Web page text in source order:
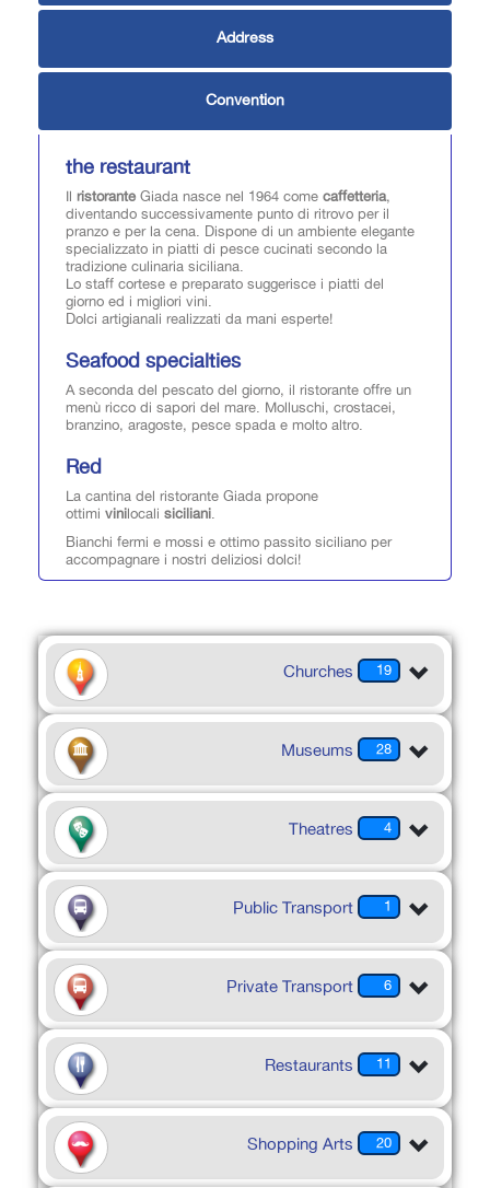
Address
Convention
the restaurant
Il ristorante Giada nasce nel 1964 come caffetteria,
diventando successivamente punto di ritrovo per il
pranzo e per la cena. Dispone di un ambiente elegante
specializzato in piatti di pesce cucinati secondo la
tradizione culinaria siciliana.
Lo staff cortese e preparato suggerisce i piatti del
giorno ed i migliori vini.
Dolci artigianali realizzati da mani esperte!
Seafood specialties
A seconda del pescato del giorno, il ristorante offre un
menù ricco di sapori del mare. Molluschi, crostacei,
branzino, aragoste, pesce spada e molto altro.
Red
La cantina del ristorante Giada propone
ottimi vinilocali siciliani.
Bianchi fermi e mossi e ottimo passito siciliano per
accompagnare i nostri deliziosi dolci!
19
Churches
28
Museums
4
Theatres
1
Public Transport
6
Private Transport
11
Restaurants
20
Shopping Arts